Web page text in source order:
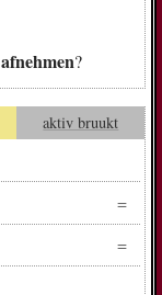
afnehmen?
aktiv bruukt